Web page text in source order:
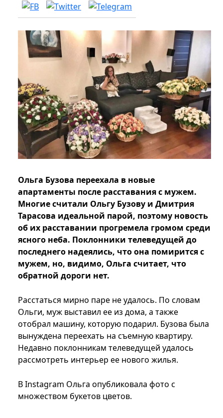
Ольга Бузова переехала в новые
апартаменты после расставания с мужем.
Многие считали Ольгу Бузову и Дмитрия
Тарасова идеальной парой, поэтому новость
об их расставании прогремела громом среди
ясного неба. Поклонники телеведущей до
последнего надеялись, что она помирится с
мужем, но, видимо, Ольга считает, что
обратной дороги нет.
Расстаться мирно паре не удалось. По словам
Ольги, муж выставил ее из дома, а также
отобрал машину, которую подарил. Бузова была
вынуждена переехать на съемную квартиру.
Недавно поклонникам телеведущей удалось
рассмотреть интерьер ее нового жилья.
В Instagram Ольга опубликовала фото с
множеством букетов цветов.